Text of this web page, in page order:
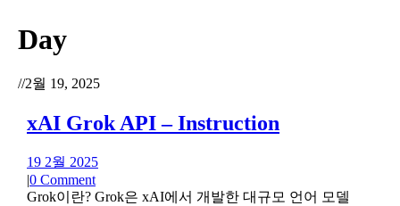
Day
//2월 19, 2025
xAI Grok API – Instruction
19 2월 2025
|0 Comment
Grok이란? Grok은 xAI에서 개발한 대규모 언어 모델